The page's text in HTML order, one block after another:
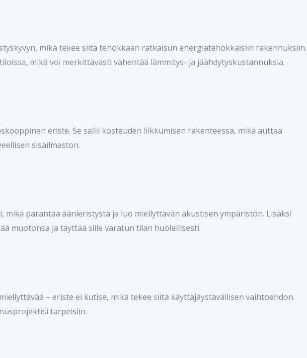
mikä tekee siitä tehokkaan ratkaisun energiatehokkaisiin rakennuksiin.
mikä voi merkittävästi vähentää lämmitys- ja jäähdytyskustannuksia.
eriste. Se sallii kosteuden liikkumisen rakenteessa, mikä auttaa
sisäilmaston.
parantaa äänieristystä ja luo miellyttävän akustisen ympäristön. Lisäksi
muotonsa ja täyttää sille varatun tilan huolellisesti.
– eriste ei kutise, mikä tekee siitä käyttäjäystävällisen vaihtoehdon.
tarpeisiin.